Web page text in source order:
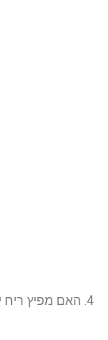
האם מפיץ ריח